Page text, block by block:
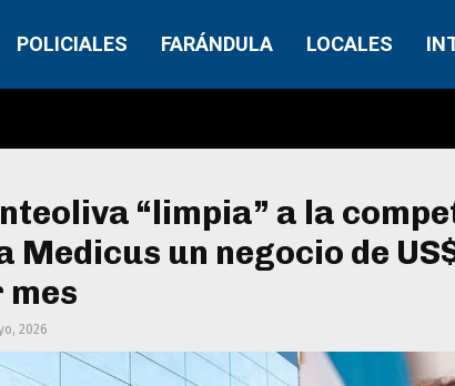
POLICIALES FARÁNDULA LOCALES
“limpia” a la
Medicus un negocio de
mes
2026